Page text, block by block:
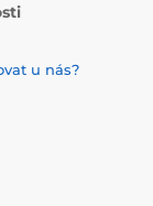
u nás?